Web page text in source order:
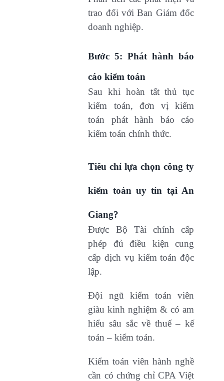
trao đổi với Ban Giám đốc
doanh nghiệp.
Bước 5: Phát hành báo
cáo kiểm toán
Sau khi hoàn tất thủ tục
kiểm toán, đơn vị kiểm
toán phát hành báo cáo
kiểm toán chính thức.
Tiêu chí lựa chọn công ty
kiểm toán uy tín tại An
Giang?
Được Bộ Tài chính cấp
phép đủ điều kiện cung
cấp dịch vụ kiểm toán độc
lập.
Đội ngũ kiểm toán viên
giàu kinh nghiệm & có am
hiểu sâu sắc về thuế – kế
toán – kiểm toán.
Kiểm toán viên hành nghề
cần có chứng chỉ CPA Việt